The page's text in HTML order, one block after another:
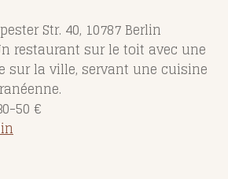
Str. 40, 10787 Berlin
restaurant sur le toit avec une
sur la ville, servant une cuisine
50 €